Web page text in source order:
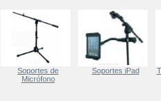
Soportes de
Micrófono
Soportes iPad